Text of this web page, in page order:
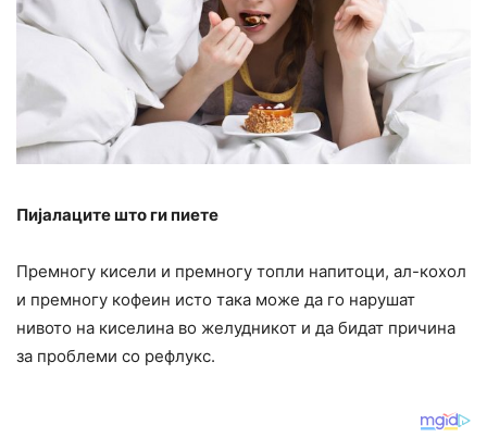
Пијалаците што ги пиете
Премногу кисели и премногу топли напитоци, ал-кохол
и премногу кофеин исто така може да го нарушат
нивото на киселина во желудникот и да бидат причина
за проблеми со рефлукс.